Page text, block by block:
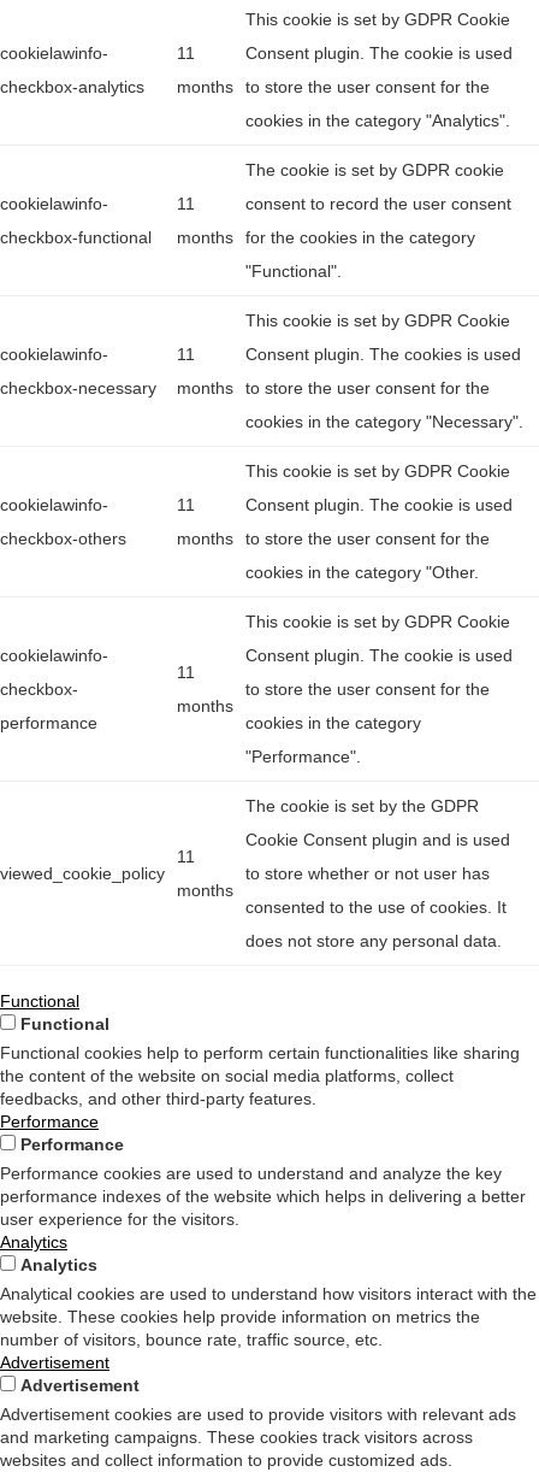
cookielawinfo-
checkbox-analytics
11
months
This cookie is set by GDPR Cookie
Consent plugin. The cookie is used
to store the user consent for the
cookies in the category "Analytics".
cookielawinfo-
checkbox-functional
11
months
The cookie is set by GDPR cookie
consent to record the user consent
for the cookies in the category
"Functional".
cookielawinfo-
checkbox-necessary
11
months
This cookie is set by GDPR Cookie
Consent plugin. The cookies is used
to store the user consent for the
cookies in the category "Necessary".
cookielawinfo-
checkbox-others
11
months
This cookie is set by GDPR Cookie
Consent plugin. The cookie is used
to store the user consent for the
cookies in the category "Other.
cookielawinfo-
checkbox-
performance
11
months
This cookie is set by GDPR Cookie
Consent plugin. The cookie is used
to store the user consent for the
cookies in the category
"Performance".
viewed_cookie_policy
11
months
The cookie is set by the GDPR
Cookie Consent plugin and is used
to store whether or not user has
consented to the use of cookies. It
does not store any personal data.
Functional
Functional
Functional cookies help to perform certain functionalities like sharing
the content of the website on social media platforms, collect
feedbacks, and other third-party features.
Performance
Performance
Performance cookies are used to understand and analyze the key
performance indexes of the website which helps in delivering a better
user experience for the visitors.
Analytics
Analytics
Analytical cookies are used to understand how visitors interact with the
website. These cookies help provide information on metrics the
number of visitors, bounce rate, traffic source, etc.
Advertisement
Advertisement
Advertisement cookies are used to provide visitors with relevant ads
and marketing campaigns. These cookies track visitors across
websites and collect information to provide customized ads.